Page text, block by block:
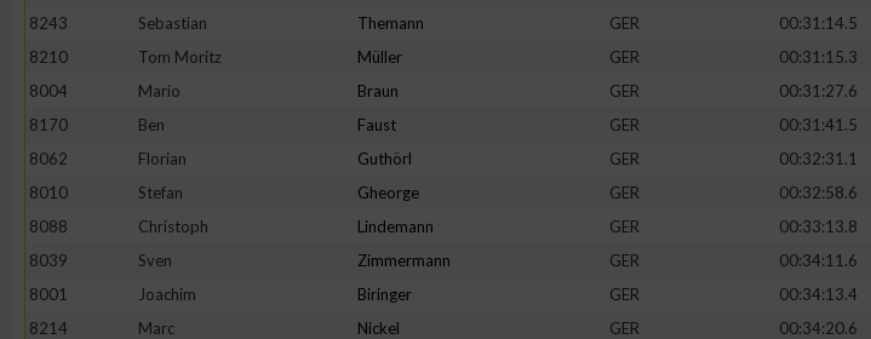
8243
Sebastian Themann GER
00:31:14.5
8210
Tom Moritz Müller GER
00:31:15.3
8004
Mario Braun GER 00:31:27.6
8170
Ben Faust GER
00:31:41.5
8062
Florian Guthörl GER
00:32:31.1
8010
Stefan Gheorge GER
00:32:58.6
8088
Christoph Lindemann GER
00:33:13.8
8039
Sven Zimmermann GER 00:34:11.6
8001
Joachim Biringer GER
00:34:13.4
8214
Marc Nickel GER
00:34:20.6
Analyse von Zielgruppen durch Statistiken oder Kombinationen von Daten aus
Entwicklung und Verbesserung der Angebote
IAB-Besonderheiten: